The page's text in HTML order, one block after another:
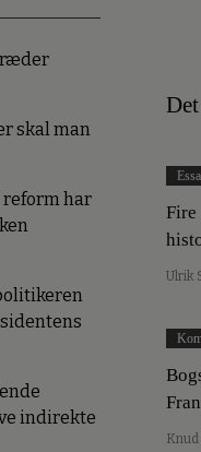
skal man
har
indirekte
Fire
Ulrik
Knud